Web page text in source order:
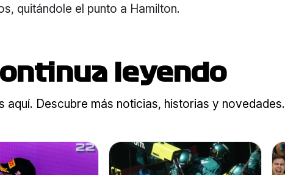
quitándole el punto a Hamilton.
leyendo
aquí. Descubre más noticias, historias y novedades.